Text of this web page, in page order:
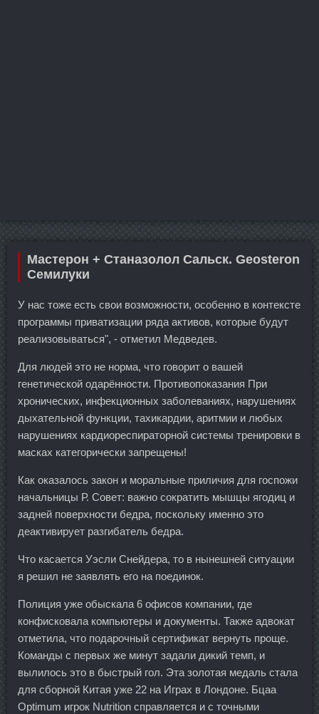
Мастерон + Станазолол Сальск. Geosteron
Семилуки
У нас тоже есть свои возможности, особенно в контексте
программы приватизации ряда активов, которые будут
реализовываться", - отметил Медведев.
Для людей это не норма, что говорит о вашей
генетической одарённости. Противопоказания При
хронических, инфекционных заболеваниях, нарушениях
дыхательной функции, тахикардии, аритмии и любых
нарушениях кардиореспираторной системы тренировки в
масках категорически запрещены!
Как оказалось закон и моральные приличия для госпожи
начальницы Р. Совет: важно сократить мышцы ягодиц и
задней поверхности бедра, поскольку именно это
деактивирует разгибатель бедра.
Что касается Уэсли Снейдера, то в нынешней ситуации
я решил не заявлять его на поединок.
Полиция уже обыскала 6 офисов компании, где
конфисковала компьютеры и документы. Также адвокат
отметила, что подарочный сертификат вернуть проще.
Команды с первых же минут задали дикий темп, и
вылилось это в быстрый гол. Эта золотая медаль стала
для сборной Китая уже 22 на Играх в Лондоне. Бцаа
Optimum игрок Nutrition справляется и с точными